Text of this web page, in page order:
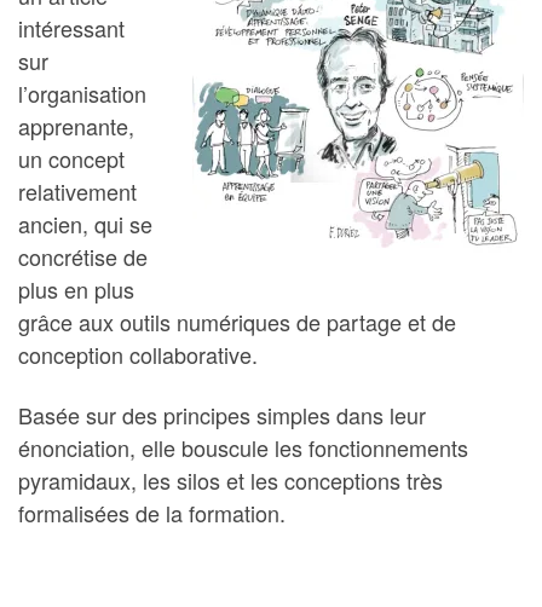
intéressant
sur
l’organisation
apprenante,
un concept
relativement
ancien, qui se
concrétise de
plus en plus
grâce aux outils numériques de partage et de
conception collaborative.
Basée sur des principes simples dans leur
énonciation, elle bouscule les fonctionnements
pyramidaux, les silos et les conceptions très
formalisées de la formation.